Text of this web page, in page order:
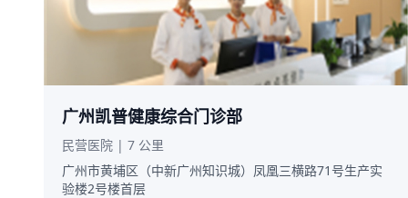
广州凯普健康综合门诊部
民营医院 | 7 公里
广州市黄埔区（中新广州知识城）凤凰三横路71号生产实
验楼2号楼首层